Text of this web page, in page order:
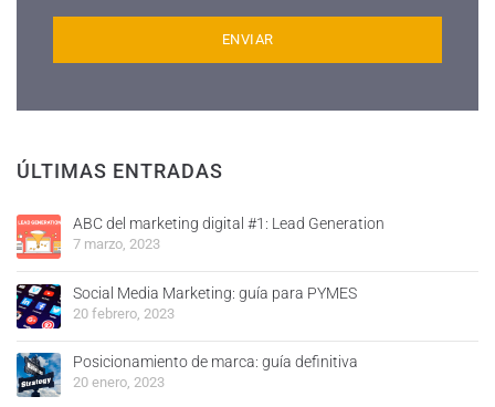
ÚLTIMAS ENTRADAS
ABC del marketing digital #1: Lead Generation
7 marzo, 2023
Social Media Marketing: guía para PYMES
20 febrero, 2023
Posicionamiento de marca: guía definitiva
20 enero, 2023